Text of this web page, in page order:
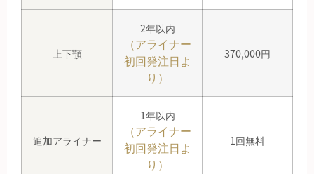
上下顎
2年以内
（アライナー
初回発注日よ
り）
370,000円
追加アライナー
1年以内
（アライナー
初回発注日よ
り）
1回無料